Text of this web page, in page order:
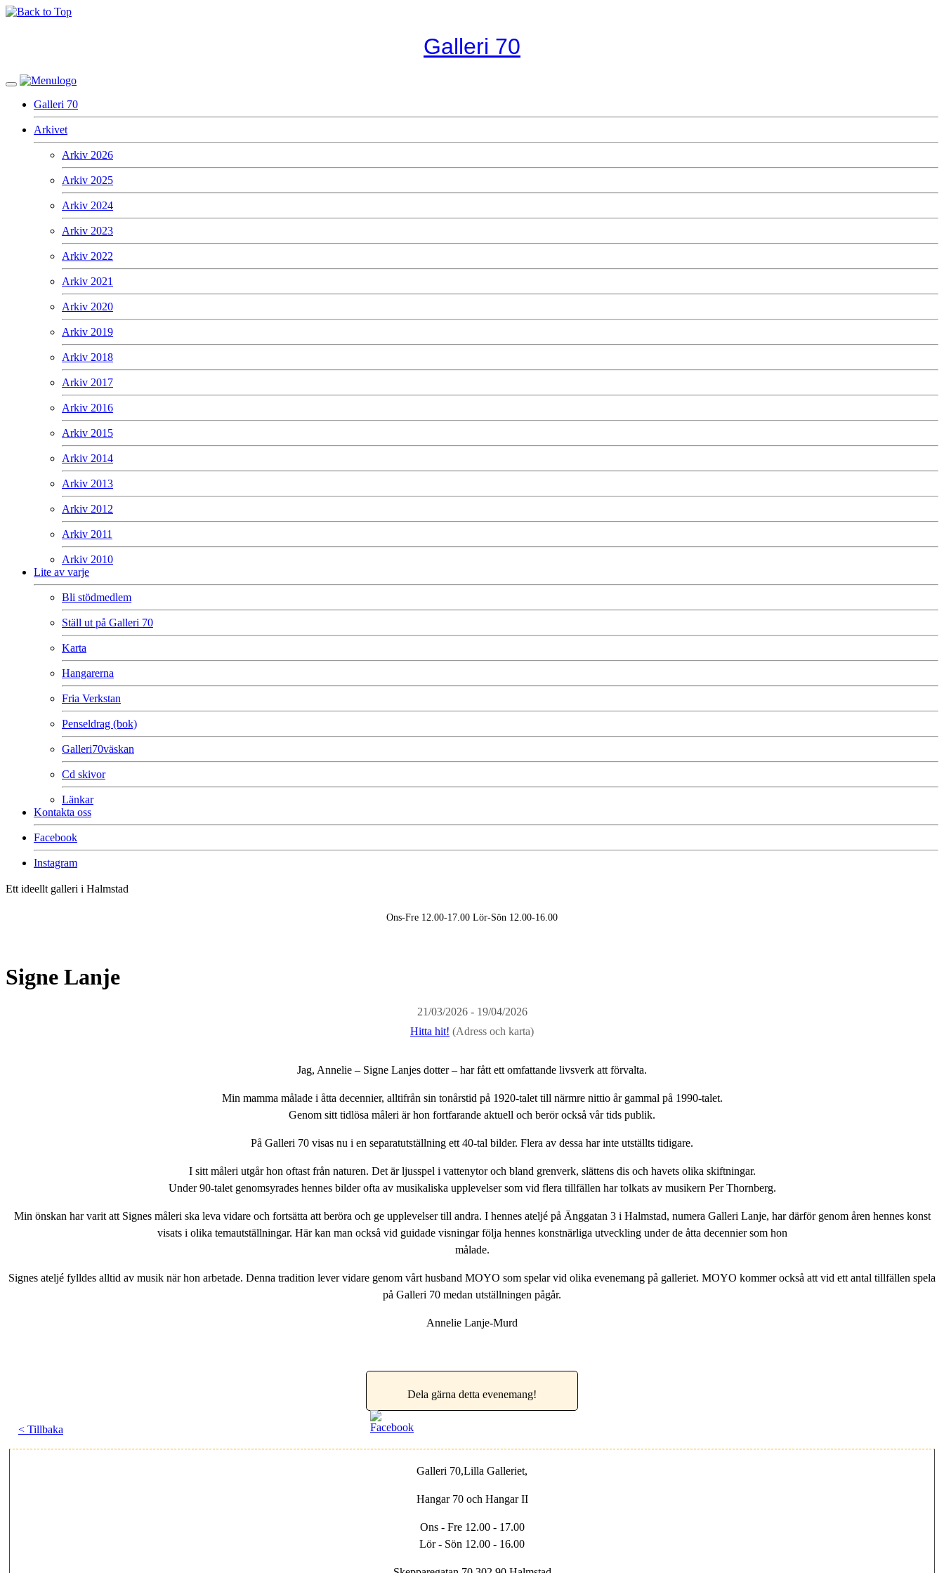
Galleri 70
Galleri 70
Arkivet
Arkiv 2026
Arkiv 2025
Arkiv 2024
Arkiv 2023
Arkiv 2022
Arkiv 2021
Arkiv 2020
Arkiv 2019
Arkiv 2018
Arkiv 2017
Arkiv 2016
Arkiv 2015
Arkiv 2014
Arkiv 2013
Arkiv 2012
Arkiv 2011
Arkiv 2010
Lite av varje
Bli stödmedlem
Ställ ut på Galleri 70
Karta
Hangarerna
Fria Verkstan
Penseldrag (bok)
Galleri70väskan
Cd skivor
Länkar
Kontakta oss
Facebook
Instagram
Ett ideellt galleri i Halmstad
Ons-Fre 12.00-17.00 Lör-Sön 12.00-16.00
Signe Lanje
21/03/2026 - 19/04/2026
Hitta hit! (Adress och karta)
Jag, Annelie – Signe Lanjes dotter – har fått ett omfattande livsverk att förvalta.
Min mamma målade i åtta decennier, alltifrån sin tonårstid på 1920-talet till närmre nittio år gammal på 1990-talet.
Genom sitt tidlösa måleri är hon fortfarande aktuell och berör också vår tids publik.
På Galleri 70 visas nu i en separatutställning ett 40-tal bilder. Flera av dessa har inte utställts tidigare.
I sitt måleri utgår hon oftast från naturen. Det är ljusspel i vattenytor och bland grenverk, slättens dis och havets olika skiftningar.
Under 90-talet genomsyrades hennes bilder ofta av musikaliska upplevelser som vid flera tillfällen har tolkats av musikern Per Thornberg.
Min önskan har varit att Signes måleri ska leva vidare och fortsätta att beröra och ge upplevelser till andra. I hennes ateljé på Änggatan 3 i Halmstad, numera Galleri Lanje, har därför genom åren hennes konst
visats i olika temautställningar. Här kan man också vid guidade visningar följa hennes konstnärliga utveckling under de åtta decennier som hon
målade.
Signes ateljé fylldes alltid av musik när hon arbetade. Denna tradition lever vidare genom vårt husband MOYO som spelar vid olika evenemang på galleriet. MOYO kommer också att vid ett antal tillfällen spela
på Galleri 70 medan utställningen pågår.
Annelie Lanje-Murd
Dela gärna detta evenemang!
< Tillbaka
Galleri 70,Lilla Galleriet,
Hangar 70 och Hangar II
Ons - Fre 12.00 - 17.00
Lör - Sön 12.00 - 16.00